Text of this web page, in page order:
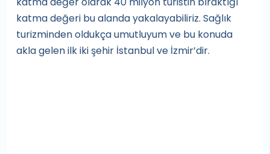
katma değeri bu alanda yakalayabiliriz. Sağlık
turizminden oldukça umutluyum ve bu konuda
akla gelen ilk iki şehir İstanbul ve İzmir’dir.